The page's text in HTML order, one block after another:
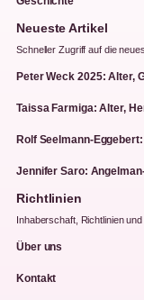
Neueste Artikel
Schneller Zugriff auf die
Peter Weck 2025: Alter,
Taissa Farmiga: Alter,
Rolf Seelmann-
Jennifer Saro:
Richtlinien
Inhaberschaft, Richtlinien
Über uns
Kontakt